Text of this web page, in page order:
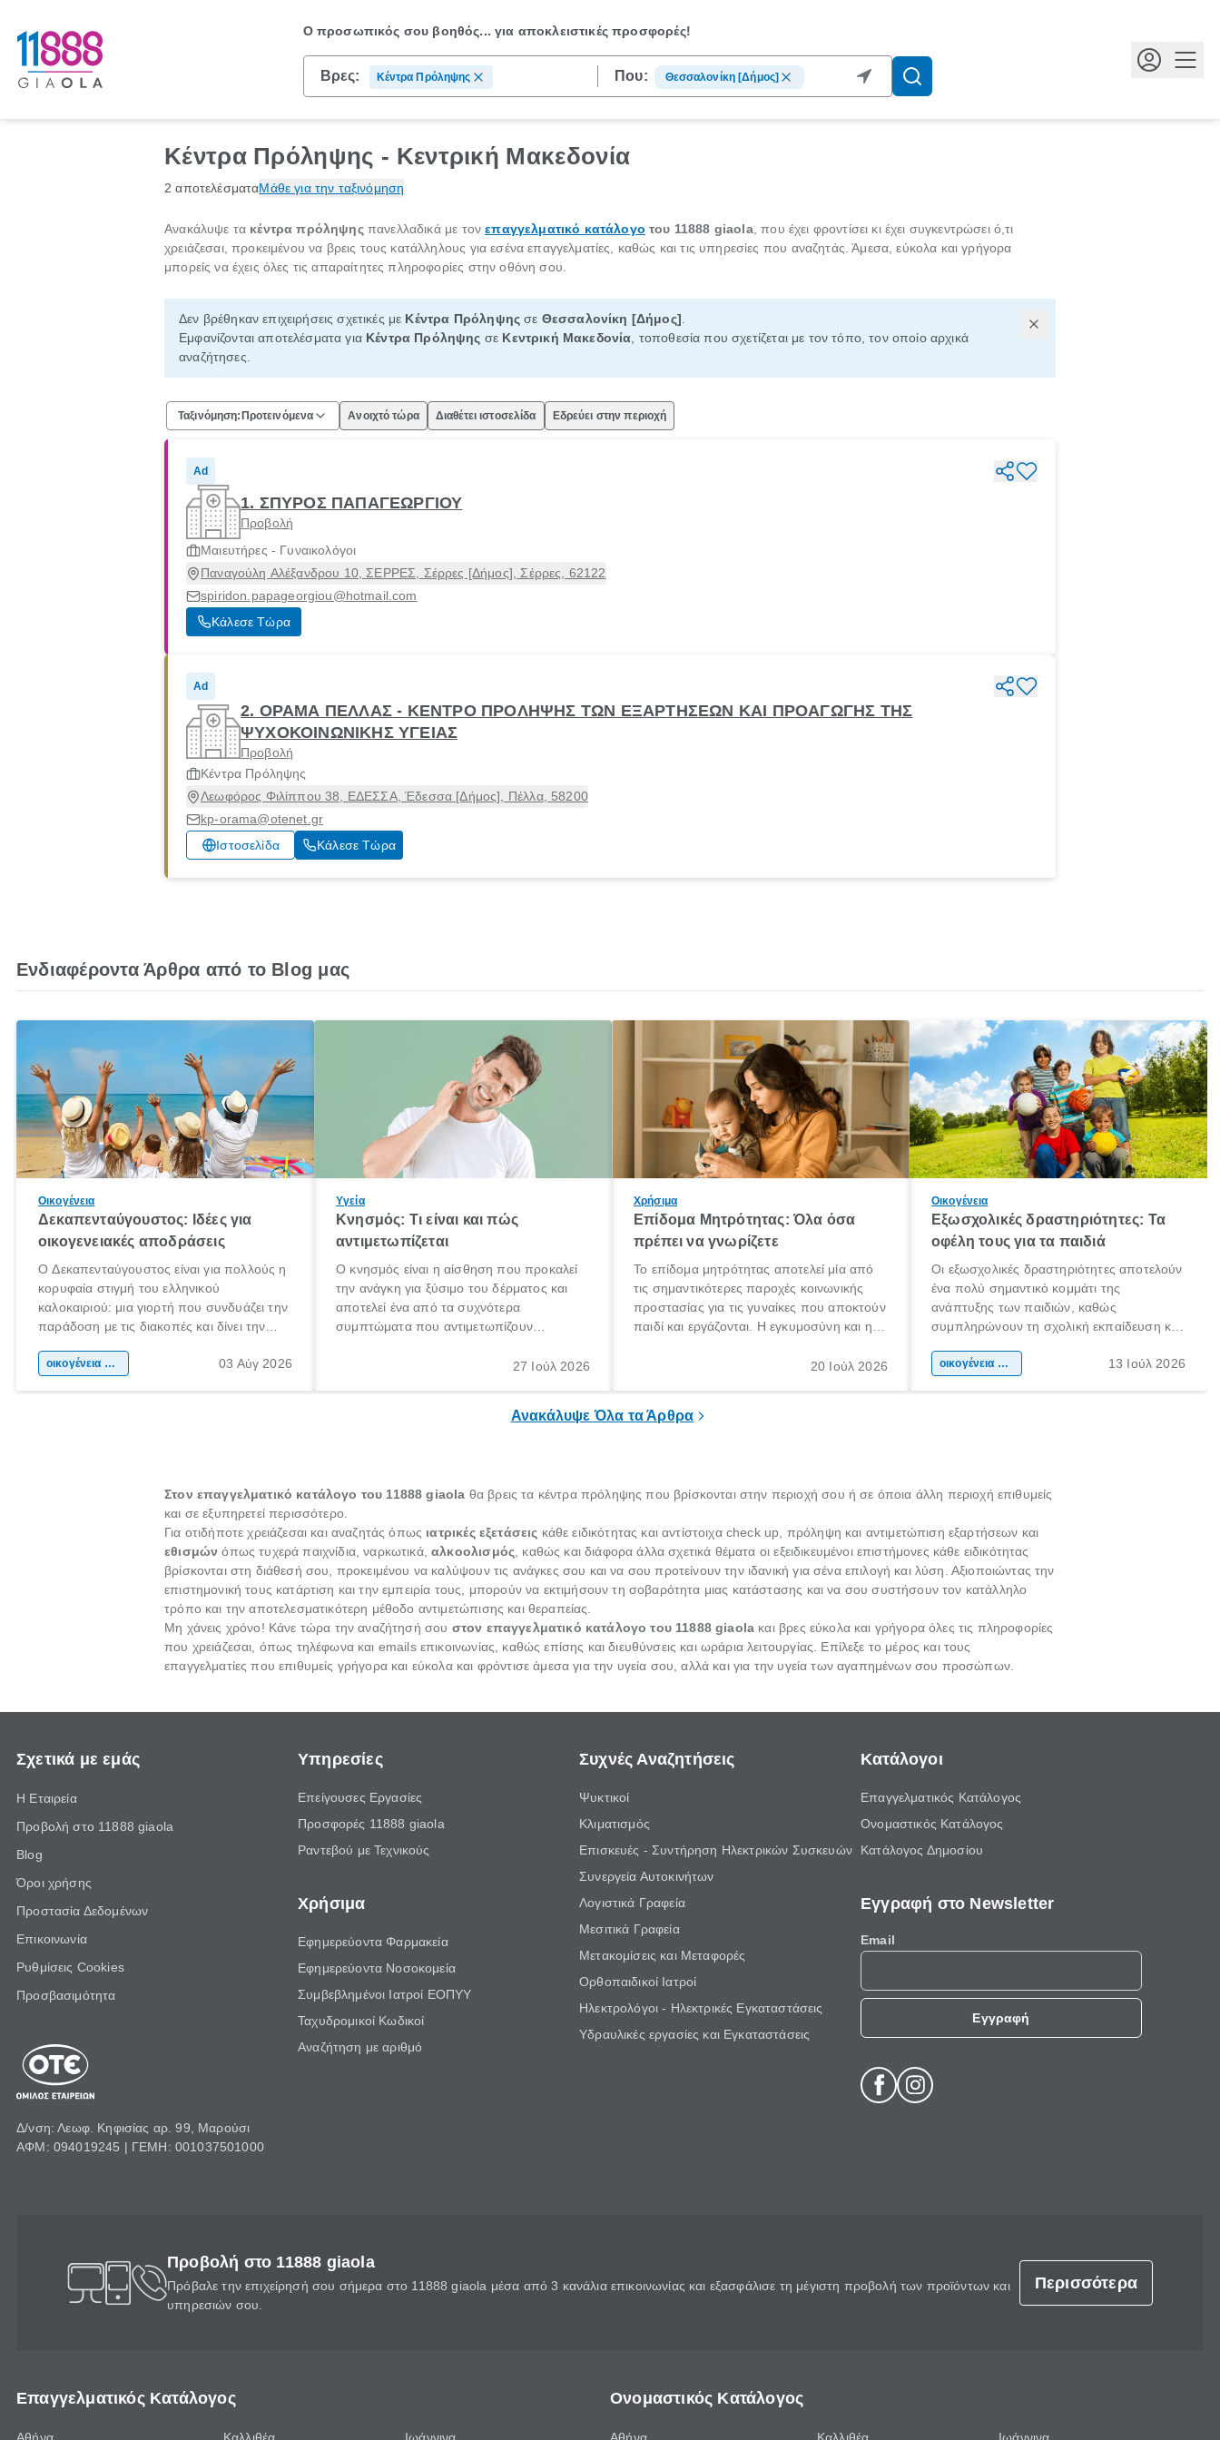
Ο προσωπικός σου βοηθός...για αποκλειστικές προσφορές!
Βρες: Κέντρα Πρόληψης Που: Θεσσαλονίκη [Δήμος]
Κέντρα Πρόληψης - Κεντρική Μακεδονία
2 αποτελέσματαΜάθε για την ταξινόμηση
Ανακάλυψε τα κέντρα πρόληψηςπανελλαδικά με τονεπαγγελματικό κατάλογο του 11888 giaola, που έχει φροντίσει κι έχει συγκεντρώσει ό,τι
χρειάζεσαι, προκειμένου να βρεις τους κατάλληλους για εσένα επαγγελματίες, καθώς και τις υπηρεσίες που αναζητάς. Άμεσα, εύκολα και γρήγορα
μπορείς να έχεις όλες τις απαραίτητες πληροφορίες στην οθόνη σου.
Δεν βρέθηκαν επιχειρήσεις σχετικές με Κέντρα Πρόληψης σε Θεσσαλονίκη [Δήμος]
Εμφανίζονται αποτελέσματα για Κέντρα Πρόληψης σε Κεντρική Μακεδονία , τοποθεσία που σχετίζεται με τον τόπο, τον οποίο αρχικά
αναζήτησες.
Ταξινόμηση: Προτεινόμενα Ανοιχτό τώρα Διαθέτει ιστοσελίδα Εδρεύει στην περιοχή
Ad
1. ΣΠΥΡΟΣ ΠΑΠΑΓΕΩΡΓΙΟΥ
Προβολή
Μαιευτήρες - Γυναικολόγοι
Παναγούλη Αλέξανδρου 10, ΣΕΡΡΕΣ, Σέρρες [Δήμος], Σέρρες, 62122
spiridon.papageorgiou@hotmail.com
Κάλεσε Τώρα
Ad
2. ΟΡΑΜΑ ΠΕΛΛΑΣ - ΚΕΝΤΡΟ ΠΡΟΛΗΨΗΣ ΤΩΝ ΕΞΑΡΤΗΣΕΩΝ ΚΑΙ ΠΡΟΑΓΩΓΗΣ ΤΗΣ
ΨΥΧΟΚΟΙΝΩΝΙΚΗΣ ΥΓΕΙΑΣ
Προβολή
Κέντρα Πρόληψης
Λεωφόρος Φιλίππου 38, ΕΔΕΣΣΑ, Έδεσσα [Δήμος], Πέλλα, 58200
kp-orama@otenet.gr
Ιστοσελίδα
Κάλεσε Τώρα
Ενδιαφέροντα Άρθρα από το Blog μας
Οικογένεια
Δεκαπενταύγουστος: Ιδέες για
οικογενειακές αποδράσεις
Ο Δεκαπενταύγουστος είναι για πολλούς η
κορυφαία στιγμή του ελληνικού
καλοκαιριού: μια γιορτή που συνδυάζει την
παράδοση με τις διακοπές και δίνει την
χώρας. Είτε πρόκειται για λίγες μέρες
οικογένεια & παιδί 03 Αύγ 2026
Υγεία
Κνησμός: Τι είναι και πώς
αντιμετωπίζεται
Ο κνησμός είναι η αίσθηση που προκαλεί
την ανάγκη για ξύσιμο του δέρματος και
αποτελεί ένα από τα συχνότερα
συμπτώματα που αντιμετωπίζουν
πληροφορίες για το «κνησμός τι είναι»,
27 Ιούλ 2026
Χρήσιμα
Επίδομα Μητρότητας: Όλα όσα
πρέπει να γνωρίζετε
Το επίδομα μητρότητας αποτελεί μία από
τις σημαντικότερες παροχές κοινωνικής
προστασίας για τις γυναίκες που αποκτούν
παιδί και εργάζονται. Η εγκυμοσύνη και η
σημαντική περίοδος στη ζωή κάθε20 Ιούλ 2026
Οικογένεια
Εξωσχολικές δραστηριότητες: Τα
οφέλη τους για τα παιδιά
Οι εξωσχολικές δραστηριότητες αποτελούν
ένα πολύ σημαντικό κομμάτι της
ανάπτυξης των παιδιών, καθώς
συμπληρώνουν τη σχολική εκπαίδευση και
της προσωπικότητας, της κοινωνικότητας
οικογένεια & παιδί 13 Ιούλ 2026
Ανακάλυψε Όλα τα Άρθρα
Στον επαγγελματικό κατάλογο του 11888 giaola θα βρεις τα κέντρα πρόληψης που βρίσκονται στην περιοχή σου ή σε όποια άλλη περιοχή επιθυμείς
και σε εξυπηρετεί περισσότερο.
Για οτιδήποτε χρειάζεσαι και αναζητάς όπως ιατρικές εξετάσεις κάθε ειδικότητας και αντίστοιχα check up, πρόληψη και αντιμετώπιση εξαρτήσεων και
εθισμών όπως τυχερά παιχνίδια, ναρκωτικά,αλκοολισμός , καθώς και διάφορα άλλα σχετικά θέματα οι εξειδικευμένοι επιστήμονες κάθε ειδικότητας
βρίσκονται στη διάθεσή σου, προκειμένου να καλύψουν τις ανάγκες σου και να σου προτείνουν την ιδανική για σένα επιλογή και λύση. Αξιοποιώντας την
επιστημονική τους κατάρτιση και την εμπειρία τους, μπορούν να εκτιμήσουν τη σοβαρότητα μιας κατάστασης και να σου συστήσουν τον κατάλληλο
τρόπο και την αποτελεσματικότερη μέθοδο αντιμετώπισης και θεραπείας.
Μη χάνεις χρόνο! Κάνε τώρα την αναζήτησή σου στον επαγγελματικό κατάλογο του 11888 giaola και βρες εύκολα και γρήγορα όλες τις πληροφορίες
που χρειάζεσαι, όπως τηλέφωνα και emails επικοινωνίας, καθώς επίσης και διευθύνσεις και ωράρια λειτουργίας. Επίλεξε το μέρος και τους
επαγγελματίες που επιθυμείς γρήγορα και εύκολα και φρόντισε άμεσα για την υγεία σου, αλλά και για την υγεία των αγαπημένων σου προσώπων.
Σχετικά με εμάς
Η Εταιρεία
Προβολή στο 11888 giaola
Blog
Όροι χρήσης
Προστασία Δεδομένων
Επικοινωνία
Ρυθμίσεις Cookies
Προσβασιμότητα
Δ/νση: Λεωφ. Κηφισίας αρ. 99, Μαρούσι
ΑΦΜ: 094019245 | ΓΕΜΗ: 001037501000
Υπηρεσίες
Επείγουσες Εργασίες
Προσφορές 11888 giaola
Ραντεβού με Τεχνικούς
Χρήσιμα
Εφημερεύοντα Φαρμακεία
Εφημερεύοντα Νοσοκομεία
Συμβεβλημένοι Ιατροί ΕΟΠΥΥ
Ταχυδρομικοί Κωδικοί
Αναζήτηση με αριθμό
Συχνές Αναζητήσεις
Ψυκτικοί
Κλιματισμός
Επισκευές - Συντήρηση Ηλεκτρικών Συσκευών
Συνεργεία Αυτοκινήτων
Λογιστικά Γραφεία
Μεσιτικά Γραφεία
Μετακομίσεις και Μεταφορές
Ορθοπαιδικοί Ιατροί
Ηλεκτρολόγοι - Ηλεκτρικές Εγκαταστάσεις
Υδραυλικές εργασίες και Εγκαταστάσεις
Κατάλογοι
Επαγγελματικός Κατάλογος
Ονομαστικός Κατάλογος
Κατάλογος Δημοσίου
Εγγραφή στο Newsletter
Email
Εγγραφή
Προβολή στο 11888 giaola
Πρόβαλε την επιχείρησή σου σήμερα στο 11888 giaola μέσα από 3 κανάλια επικοινωνίας και εξασφάλισε τη μέγιστη προβολή των προϊόντων και
υπηρεσιών σου.
Περισσότερα
Επαγγελματικός Κατάλογος Ονομαστικός Κατάλογος